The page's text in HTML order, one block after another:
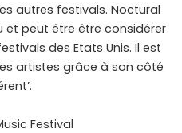
autres festivals. Noctural
et peut être être considérer
des Etats Unis. Il est
artistes grâce à son côté
Festival